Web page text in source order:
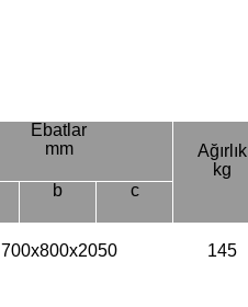
Ebatlar
mm
Ağırlık
kg
b c
700x800x2050 145